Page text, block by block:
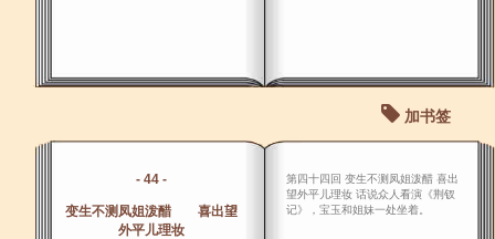
加书签
- 44 -
变生不测凤姐泼醋 喜出望
外平儿理妆
第四十四回 变生不测凤姐泼醋 喜出
望外平儿理妆 话说众人看演《荆钗
记》，宝玉和姐妹一处坐着。